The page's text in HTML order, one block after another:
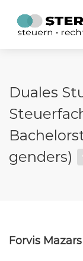
Duales
genders)
Forvis Mazars